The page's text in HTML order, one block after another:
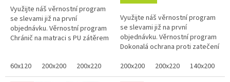
5
hvězdiček.
Využijte náš věrnostní program
se slevami již na první
objednávku. Věrnostní program
Chránič na matraci s PU zátěrem
60x120
200x200 200x220 140x200 160x200 80x200
Využijte náš věrnostní program
se slevami již na první
objednávku. Věrnostní program
Dokonalá ochrana proti zatečení
Paropropustná a zároveň dutým
vláknem...
200x200 200x220 140x200